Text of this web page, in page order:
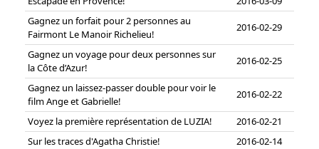
Gagnez un forfait pour 2 personnes au
Fairmont Le Manoir Richelieu!
2016-02-29
Gagnez un voyage pour deux personnes sur
la Côte d’Azur!
2016-02-25
Gagnez un laissez-passer double pour voir le
film Ange et Gabrielle!
2016-02-22
Voyez la première représentation de LUZIA!
2016-02-21
Sur les traces d'Agatha Christie!
2016-02-14